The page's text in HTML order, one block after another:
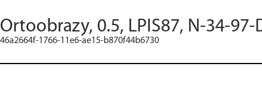
Ortoobrazy, 0.5, LPIS87, N-34-97-
46a2664f-1766-11e6-ae15-b870f44b6730